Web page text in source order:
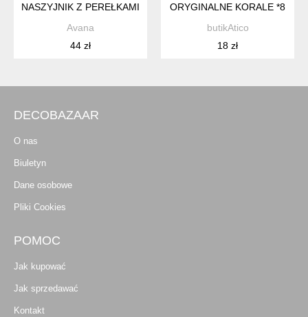
NASZYJNIK Z PEREŁKAMI
Avana
44 zł
ORYGINALNE KORALE *8
butikAtico
18 zł
DECOBAZAAR
O nas
Biuletyn
Dane osobowe
Pliki Cookies
POMOC
Jak kupować
Jak sprzedawać
Kontakt